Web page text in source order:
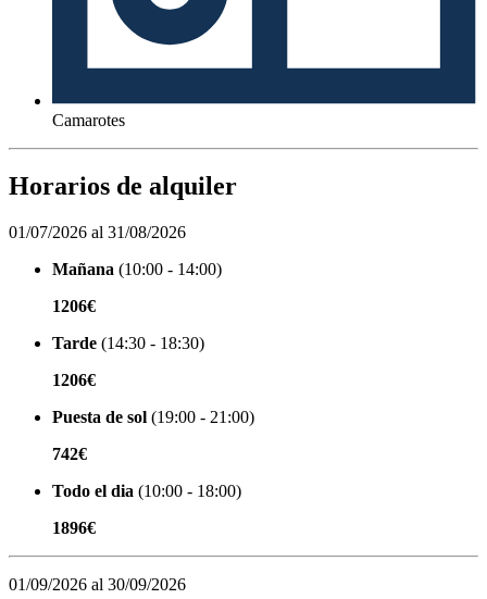
Camarotes
Horarios de alquiler
01/07/2026 al 31/08/2026
Mañana (10:00 - 14:00)
1206€
Tarde (14:30 - 18:30)
1206€
Puesta de sol (19:00 - 21:00)
742€
Todo el dia (10:00 - 18:00)
1896€
01/09/2026 al 30/09/2026